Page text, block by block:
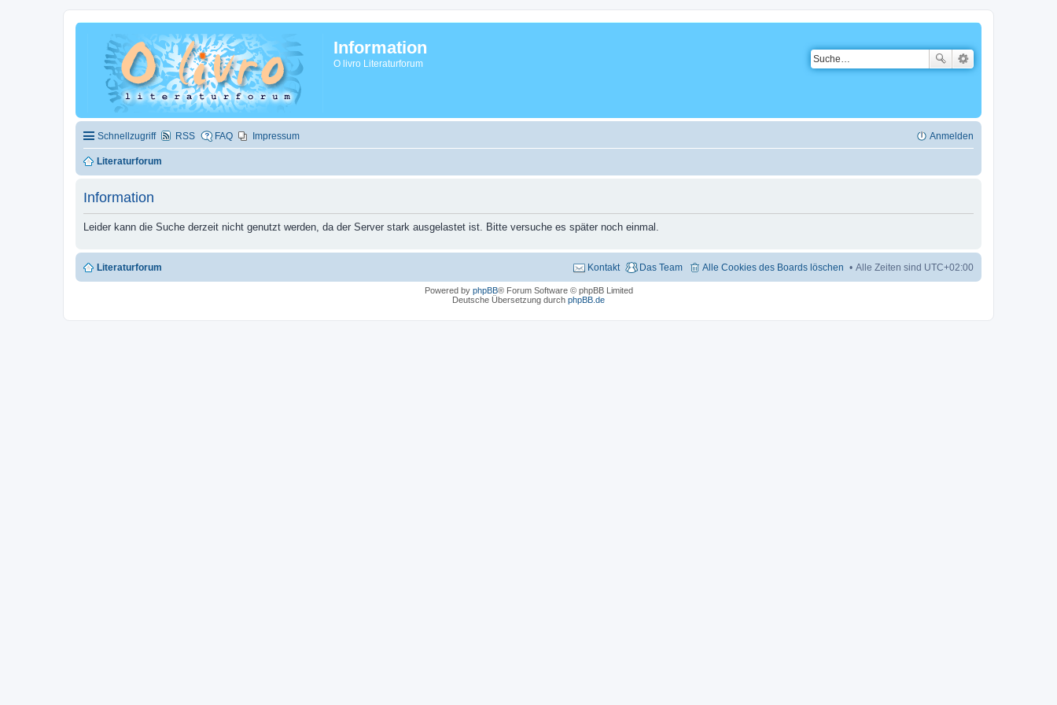
Information
O livro Literaturforum
Schnellzugriff RSS FAQ Impressum Anmelden
Literaturforum
Information
Leider kann die Suche derzeit nicht genutzt werden, da der Server stark ausgelastet ist. Bitte versuche es später noch einmal.
Literaturforum Alle Zeiten sind UTC+02:00
Alle Cookies des Boards löschen
Das Team
Kontakt
Powered by phpBB® Forum Software © phpBB Limited
Deutsche Übersetzung durch phpBB.de